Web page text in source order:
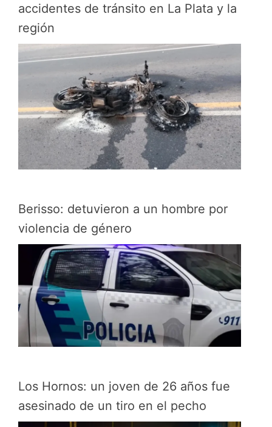
accidentes de tránsito en La Plata y la
región
Berisso: detuvieron a un hombre por
violencia de género
Los Hornos: un joven de 26 años fue
asesinado de un tiro en el pecho